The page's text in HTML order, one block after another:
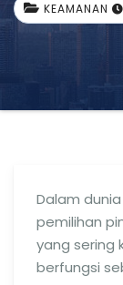
KEAMANAN
Dalam
pemilihan
yang sering
berfungsi